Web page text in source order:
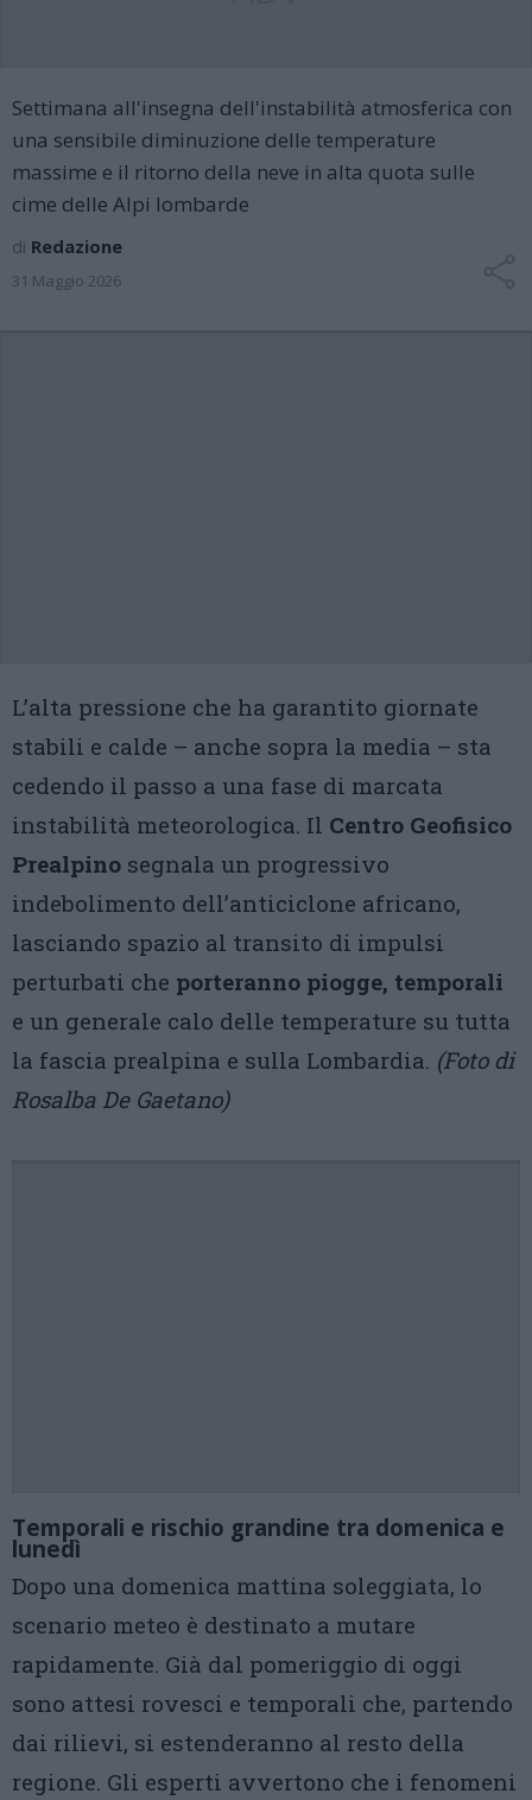
Settimana all'insegna dell'instabilità atmosferica con
una sensibile diminuzione delle temperature
massime e il ritorno della neve in alta quota sulle
cime delle Alpi lombarde
di Redazione
31 Maggio 2026
L’alta pressione che ha garantito giornate
stabili e calde – anche sopra la media – sta
cedendo il passo a una fase di marcata
instabilità meteorologica. Il Centro Geofisico
Prealpino segnala un progressivo
indebolimento dell’anticiclone africano,
lasciando spazio al transito di impulsi
perturbati che porteranno piogge, temporali
e un generale calo delle temperature su tutta
la fascia prealpina e sulla Lombardia. (Foto di
Rosalba De Gaetano)
Temporali e rischio grandine tra domenica e
lunedì
Dopo una domenica mattina soleggiata, lo
scenario meteo è destinato a mutare
rapidamente. Già dal pomeriggio di oggi
sono attesi rovesci e temporali che, partendo
dai rilievi, si estenderanno al resto della
regione. Gli esperti avvertono che i fenomeni